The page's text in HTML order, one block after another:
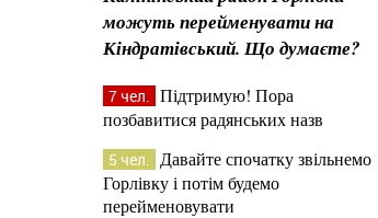
можуть перейменувати на
Кіндратівський. Що думаєте?
7 чел. Підтримую! Пора
позбавитися радянських назв
5 чел. Давайте спочатку звільнемо
Горлівку і потім будемо
перейменовувати